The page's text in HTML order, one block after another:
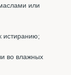
или
истиранию;
во влажных